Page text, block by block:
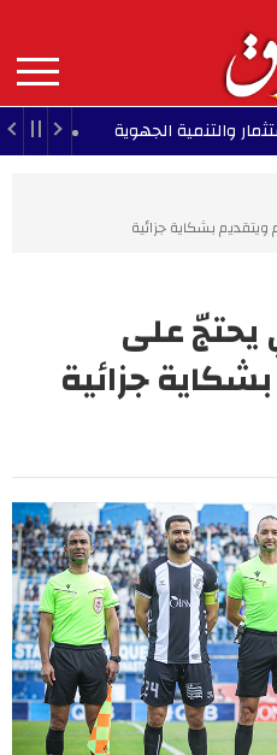
contenu
principal
MAIN
NAVIGATION الجهوية 13:46 - 2026/08/06
ويتقديم بشكاية جزائية
يحتجّ على
جزائية